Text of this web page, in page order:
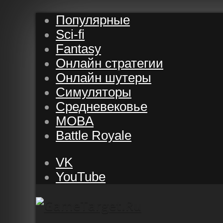
Популярные
Sci-fi
Fantasy
Онлайн стратегии
Онлайн шутеры
Симуляторы
Средневековье
MOBA
Battle Royale
VK
YouTube